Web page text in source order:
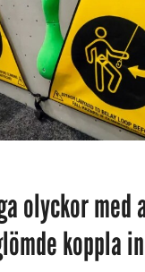
olyckor med
koppla